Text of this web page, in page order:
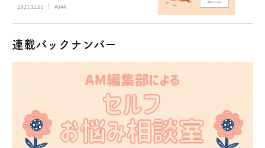
2021.12.03 | #044
連載バックナンバー